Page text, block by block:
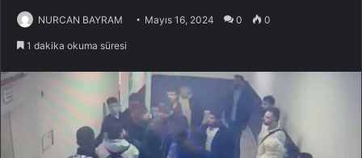
NURCAN BAYRAM Mayıs 16, 2024 0 0
1 dakika okuma süresi